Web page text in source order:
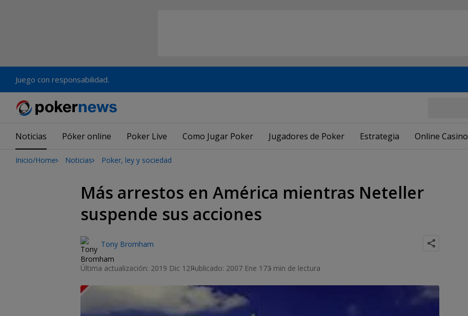
Juego con responsabilidad.
Noticias Póker online Poker Live Como Jugar Poker Jugadores de Poker Estrategia Online Casino
Inicio/Home Noticias Poker, ley y sociedad
Más arrestos en América mientras Neteller
suspende sus acciones
Tony Bromham
Última actualización: 2019 Dic 12Publicado: 2007 Ene 173 min de lectura